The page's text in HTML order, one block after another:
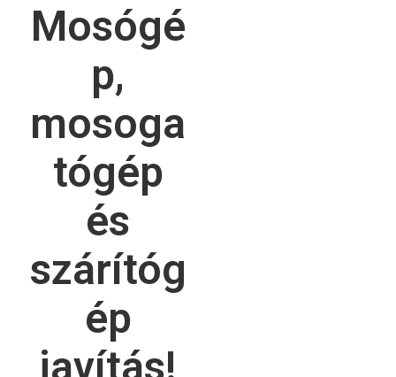
Mosógé
p,
mosoga
tógép
és
szárítóg
ép